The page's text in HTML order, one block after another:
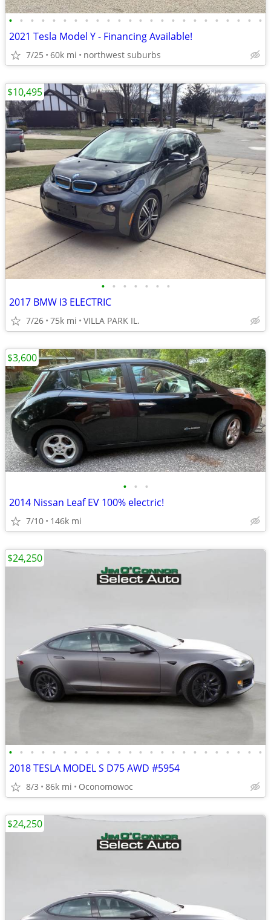
• • • • • • • • • • • • • • • • • • • • • • • •
2021 Tesla Model Y - Financing Available!
7/25 60k mi northwest suburbs
• • • • • • •
2017 BMW I3 ELECTRIC
7/26 75k mi VILLA PARK IL.
$10,495
• • •
2014 Nissan Leaf EV 100% electric!
7/10 146k mi
$3,600
• • • • • • • • • • • • • • • • • • • • • • • •
2018 TESLA MODEL S D75 AWD #5954
8/3 86k mi Oconomowoc
$24,250
$24,250